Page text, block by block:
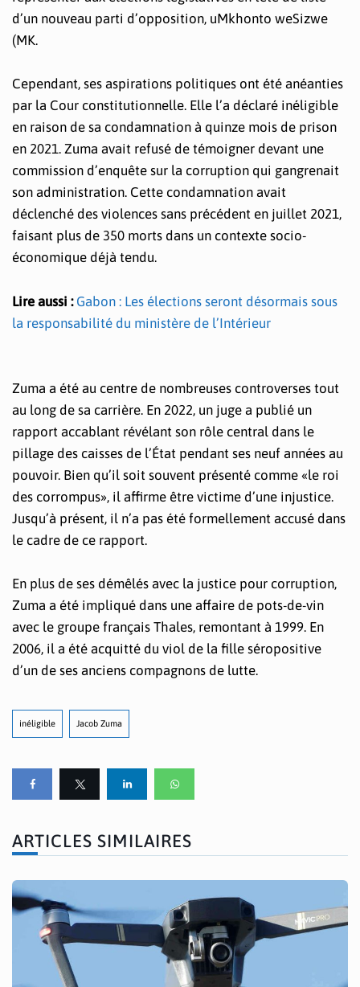
d’un nouveau parti d’opposition, uMkhonto weSizwe
(MK.
Cependant, ses aspirations politiques ont été anéanties
par la Cour constitutionnelle. Elle l’a déclaré inéligible
en raison de sa condamnation à quinze mois de prison
en 2021. Zuma avait refusé de témoigner devant une
commission d’enquête sur la corruption qui gangrenait
son administration. Cette condamnation avait
déclenché des violences sans précédent en juillet 2021,
faisant plus de 350 morts dans un contexte socio-
économique déjà tendu.
Lire aussi : Gabon : Les élections seront désormais sous
la responsabilité du ministère de l’Intérieur
Zuma a été au centre de nombreuses controverses tout
au long de sa carrière. En 2022, un juge a publié un
rapport accablant révélant son rôle central dans le
pillage des caisses de l’État pendant ses neuf années au
pouvoir. Bien qu’il soit souvent présenté comme «le roi
des corrompus», il affirme être victime d’une injustice.
Jusqu’à présent, il n’a pas été formellement accusé dans
le cadre de ce rapport.
En plus de ses démêlés avec la justice pour corruption,
Zuma a été impliqué dans une affaire de pots-de-vin
avec le groupe français Thales, remontant à 1999. En
2006, il a été acquitté du viol de la fille séropositive
d’un de ses anciens compagnons de lutte.
inéligible Jacob Zuma
ARTICLES SIMILAIRES